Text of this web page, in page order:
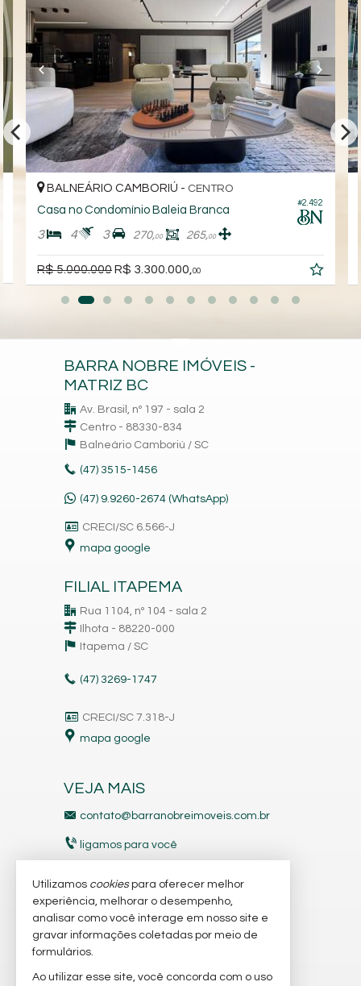
#2.492
BALNEÁRIO CAMBORIÚ - CENTRO
Casa no Condomínio Baleia Branca
3 4 3 270,00 265,00
R$ 5.000.000R$ 3.300.000,00
BARRA NOBRE IMÓVEIS -
MATRIZ BC
Av. Brasil, nº 197 - sala 2
Centro - 88330-834
Balneário Camboriú / SC
(47) 3515-1456
(47) 9.9260-2674 (WhatsApp)
CRECI/SC 6.566-J
mapa google
FILIAL ITAPEMA
Rua 1104, nº 104 - sala 2
Ilhota - 88220-000
Itapema / SC
(47) 3269-1747
CRECI/SC 7.318-J
mapa google
VEJA MAIS
contato@barranobreimoveis.com.br
ligamos para você
indicadores financeiros
imóveis favoritos
mapa de imóveis
Utilizamos cookiespara oferecer melhor
experiência, melhorar o desempenho,
analisar como você interage em nosso site e
gravar informações coletadas por meio de
formulários.
Ao utilizar esse site, você concorda com o uso